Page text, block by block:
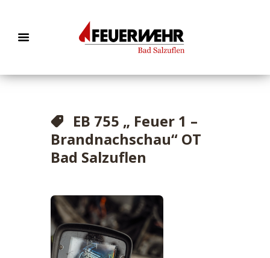
EB 755 „ Feuer 1 –
Brandnachschau“ OT
Bad Salzuflen